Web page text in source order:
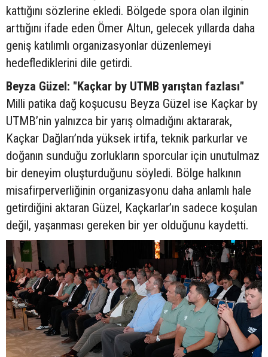
kattığını sözlerine ekledi. Bölgede spora olan ilginin
arttığını ifade eden Ömer Altun, gelecek yıllarda daha
geniş katılımlı organizasyonlar düzenlemeyi
hedeflediklerini dile getirdi.
Beyza Güzel: "Kaçkar by UTMB yarıştan fazlası"
Milli patika dağ koşucusu Beyza Güzel ise Kaçkar by
UTMB’nin yalnızca bir yarış olmadığını aktararak,
Kaçkar Dağları’nda yüksek irtifa, teknik parkurlar ve
doğanın sunduğu zorlukların sporcular için unutulmaz
bir deneyim oluşturduğunu söyledi. Bölge halkının
misafirperverliğinin organizasyonu daha anlamlı hale
getirdiğini aktaran Güzel, Kaçkarlar’ın sadece koşulan
değil, yaşanması gereken bir yer olduğunu kaydetti.